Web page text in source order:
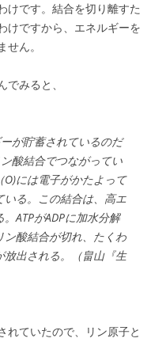
けです。結合を切り離すた
けですから、エネルギーを
ん。
みると、
が貯蓄されているのだ
酸結合でつながってい
には電子がかたよって
る。この結合は、高エ
ATPがADPに加水分解
ン酸結合が切れ、たくわ
放出される。（畠山『生
れていたので、リン原子と